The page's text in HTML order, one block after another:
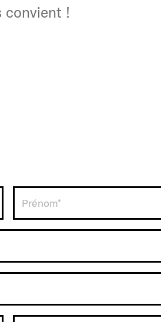
convient !
convient !